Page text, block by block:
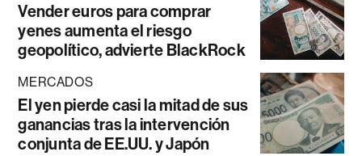
Vender euros para comprar
yenes aumenta el riesgo
geopolítico, advierte BlackRock
MERCADOS
El yen pierde casi la mitad de sus
ganancias tras la intervención
conjunta de EE.UU. y Japón